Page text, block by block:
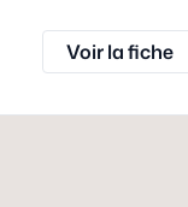
Voir la fiche